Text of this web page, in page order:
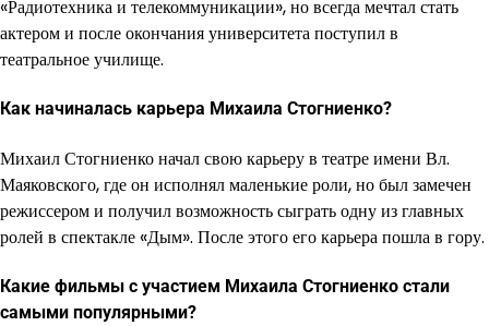
«Радиотехника и телекоммуникации», но всегда мечтал стать
актером и после окончания университета поступил в
театральное училище.
Как начиналась карьера Михаила Стогниенко?
Михаил Стогниенко начал свою карьеру в театре имени Вл.
Маяковского, где он исполнял маленькие роли, но был замечен
режиссером и получил возможность сыграть одну из главных
ролей в спектакле «Дым». После этого его карьера пошла в гору.
Какие фильмы с участием Михаила Стогниенко стали
самыми популярными?